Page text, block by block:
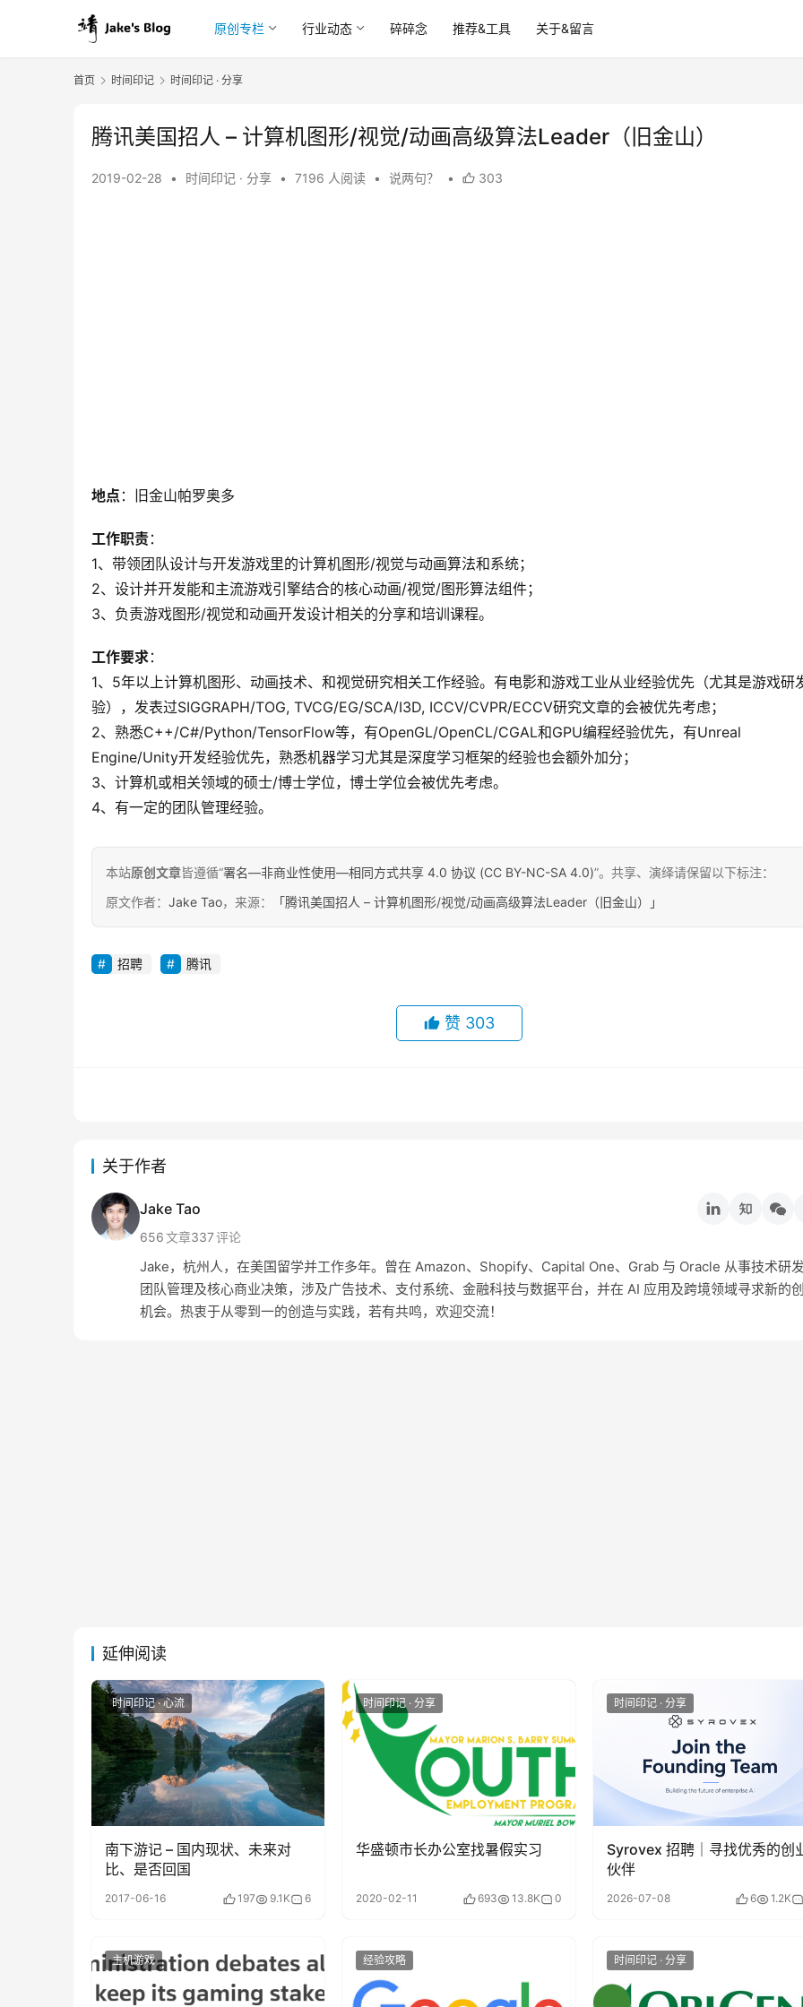
原创专栏 行业动态 碎碎念 推荐&工具 关于&留言
首页 时间印记 时间印记 · 分享
腾讯美国招人 – 计算机图形/视觉/动画高级算法Leader（旧金山）
2019-02-28 • 时间印记 · 分享 • 7196 人阅读 • 说两句？ • 303
地点 ：旧金山帕罗奥多
工作职责：
1、带领团队设计与开发游戏里的计算机图形/视觉与动画算法和系统；
2、设计并开发能和主流游戏引擎结合的核心动画/视觉/图形算法组件；
3、负责游戏图形/视觉和动画开发设计相关的分享和培训课程。
工作要求：
1、5年以上计算机图形、动画技术、和视觉研究相关工作经验。有电影和游戏工业从业经验优先（尤其是游戏研
验），发表过SIGGRAPH/TOG, TVCG/EG/SCA/I3D, ICCV/CVPR/ECCV研究文章的会被优先考虑；
2、熟悉C++/C#/Python/TensorFlow等，有OpenGL/OpenCL/CGAL和GPU编程经验优先，有Unreal
Engine/Unity开发经验优先，熟悉机器学习尤其是深度学习框架的经验也会额外加分；
3、计算机或相关领域的硕士/博士学位，博士学位会被优先考虑。
4、有一定的团队管理经验。
本站原创文章皆遵循“署名—非商业性使用—相同方式共享 4.0 协议 (CC BY-NC-SA 4.0)”。共享、演绎请保留以下标注：
原文作者： Jake Tao，来源： 「腾讯美国招人 – 计算机图形/视觉/动画高级算法Leader（旧金山）」
招聘 腾讯
赞 303
关于作者
Jake Tao
656文章337评论
Jake，杭州人，在美国留学并工作多年。曾在 Amazon、Shopify、Capital One、Grab 与 Oracle 从事技术研发
团队管理及核心商业决策，涉及广告技术、支付系统、金融科技与数据平台，并在 AI 应用及跨境领域寻求新的
机会。热衷于从零到一的创造与实践，若有共鸣，欢迎交流！
延伸阅读
时间印记 · 心流
南下游记 – 国内现状、未来对
比、是否回国
2017-06-16 197 9.1K 6
时间印记 · 分享
华盛顿市长办公室找暑假实习
2020-02-11 693 13.8K 0
时间印记 · 分享
Syrovex 招聘｜寻找优秀的创
伙伴
2026-07-08 6 1.2K
主机游戏 经验攻略 时间印记 · 分享